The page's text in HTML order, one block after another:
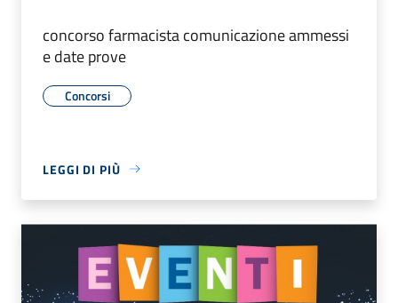
concorso farmacista comunicazione ammessi
e date prove
Concorsi
LEGGI DI PIÙ